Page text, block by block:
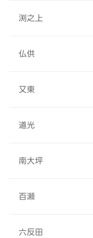
渕之上
仏供
又東
道光
南大坪
百瀬
六反田